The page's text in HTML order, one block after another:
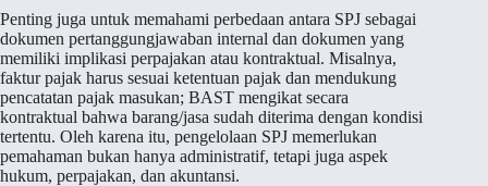
Penting juga untuk memahami perbedaan antara SPJ sebagai
dokumen pertanggungjawaban internal dan dokumen yang
memiliki implikasi perpajakan atau kontraktual. Misalnya,
faktur pajak harus sesuai ketentuan pajak dan mendukung
pencatatan pajak masukan; BAST mengikat secara
kontraktual bahwa barang/jasa sudah diterima dengan kondisi
tertentu. Oleh karena itu, pengelolaan SPJ memerlukan
pemahaman bukan hanya administratif, tetapi juga aspek
hukum, perpajakan, dan akuntansi.